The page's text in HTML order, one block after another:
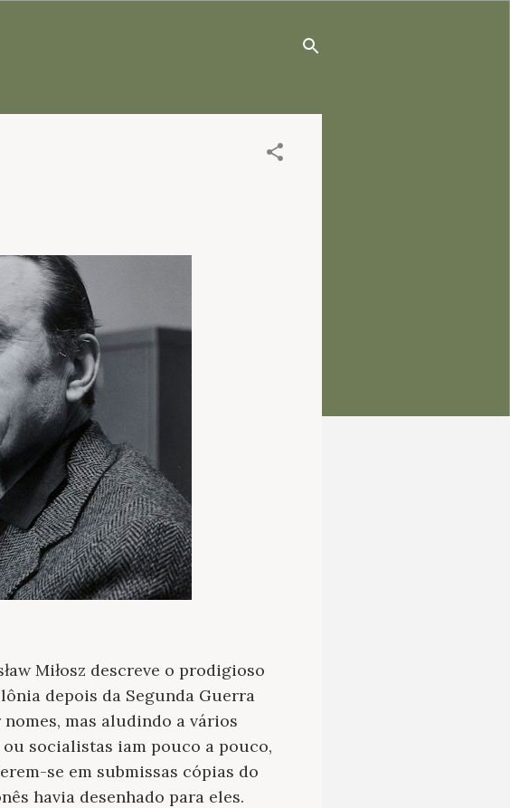
Miłosz descreve o prodigioso
depois da Segunda Guerra
mas aludindo a vários
socialistas iam pouco a pouco,
se em submissas cópias do
havia desenhado para eles.